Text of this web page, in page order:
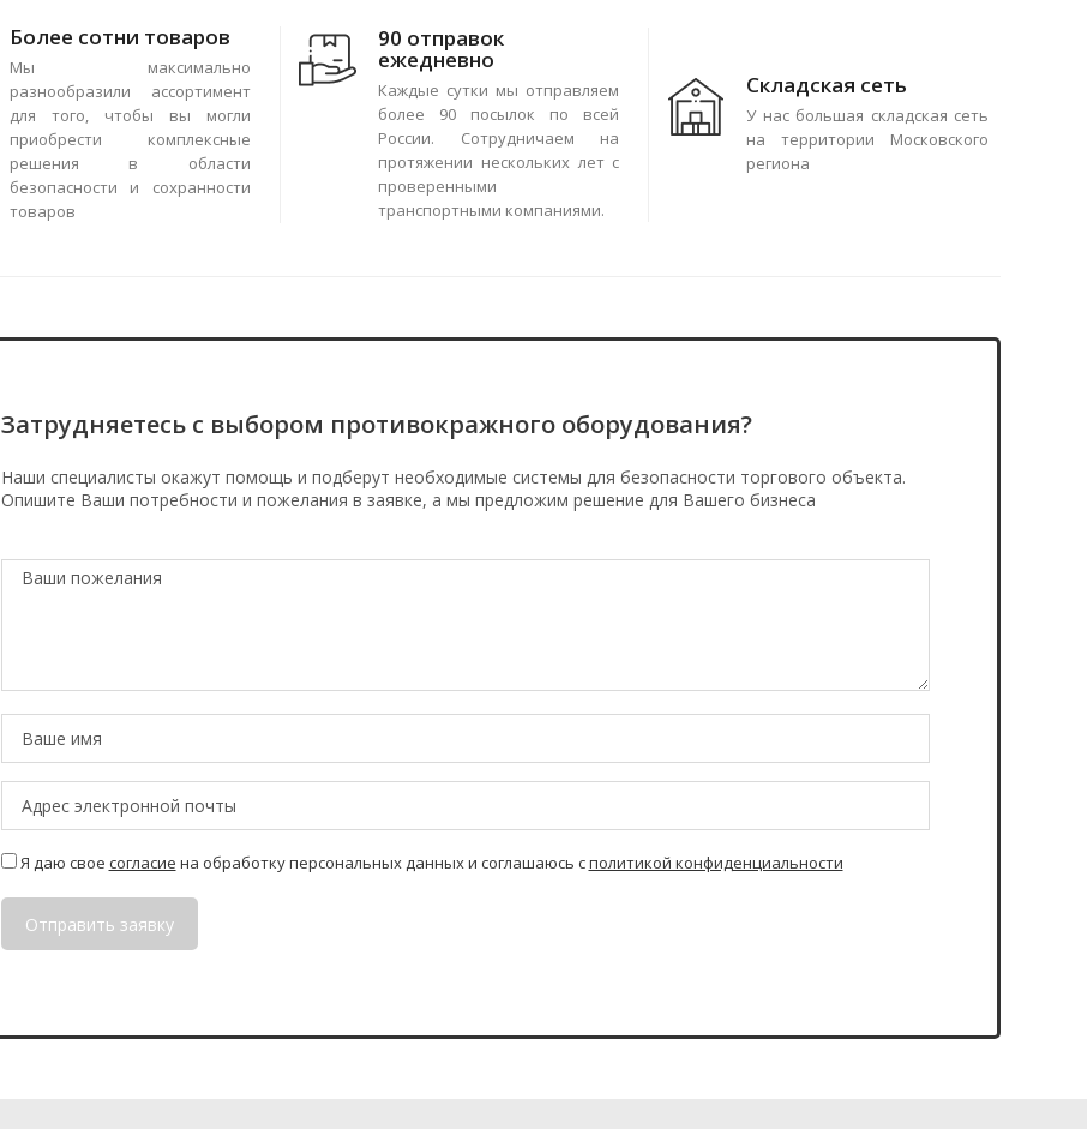
Более сотни товаров
Мы максимально
разнообразили ассортимент
для того, чтобы вы могли
приобрести комплексные
решения в области
безопасности и сохранности
товаров
90 отправок
ежедневно
Каждые сутки мы отправляем
более 90 посылок по всей
России. Сотрудничаем на
протяжении нескольких лет с
проверенными
транспортными компаниями.
Складская сеть
У нас большая складская сеть
на территории Московского
региона
Затрудняетесь с выбором противокражного оборудования?
Наши специалисты окажут помощь и подберут необходимые системы для безопасности торгового объекта.
Опишите Ваши потребности и пожелания в заявке, а мы предложим решение для Вашего бизнеса
Я даю свое согласие на обработку персональных данных и соглашаюсь сполитикой конфиденциальности